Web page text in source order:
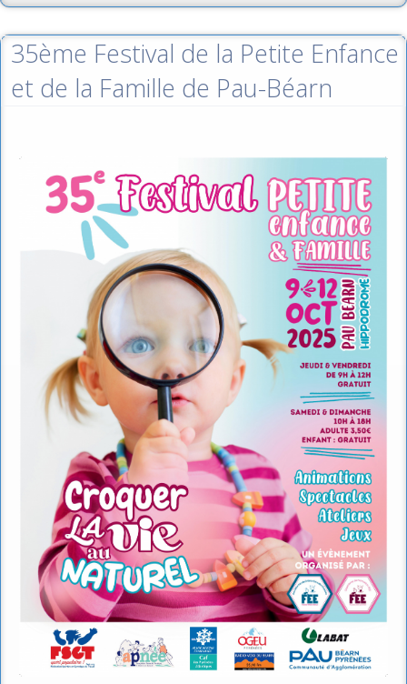
35ème Festival de la Petite Enfance
et de la Famille de Pau-Béarn